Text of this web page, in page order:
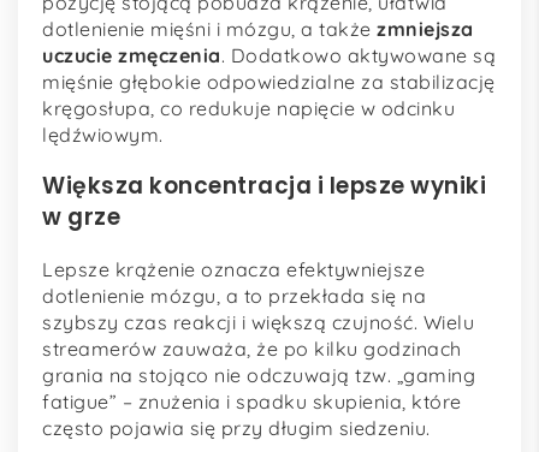
dotlenienie mięśni i mózgu, a także zmniejsza
uczucie zmęczenia. Dodatkowo aktywowane są
mięśnie głębokie odpowiedzialne za stabilizację
kręgosłupa, co redukuje napięcie w odcinku
lędźwiowym.
Większa koncentracja i lepsze wyniki
w grze
Lepsze krążenie oznacza efektywniejsze
dotlenienie mózgu, a to przekłada się na
szybszy czas reakcji i większą czujność. Wielu
streamerów zauważa, że po kilku godzinach
grania na stojąco nie odczuwają tzw. „gaming
fatigue” – znużenia i spadku skupienia, które
często pojawia się przy długim siedzeniu.